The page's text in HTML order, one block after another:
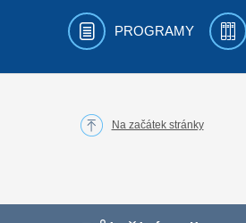
PROGRAMY
Na začátek stránky